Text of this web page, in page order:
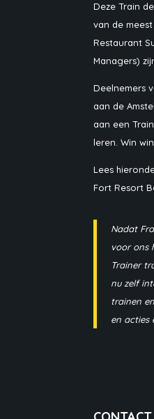
Deze Train
van de
Restaurant
Managers)
Deelnemers
aan de
aan een
leren. Win
Lees
Fort Resort
Nadat
voor ons
Trainer
nu zelf
trainen
en acties